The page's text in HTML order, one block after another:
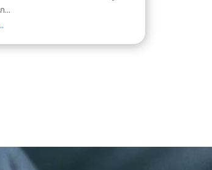
...